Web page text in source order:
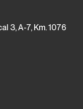
3, A-7, Km. 1076